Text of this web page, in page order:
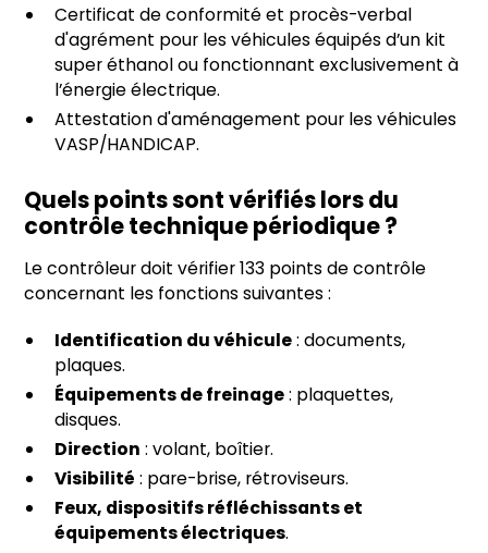
Certificat de conformité et procès-verbal
d'agrément pour les véhicules équipés d’un kit
super éthanol ou fonctionnant exclusivement à
l’énergie électrique.
Attestation d'aménagement pour les véhicules
VASP/HANDICAP.
Quels points sont vérifiés lors du
contrôle technique périodique ?
Le contrôleur doit vérifier 133 points de contrôle
concernant les fonctions suivantes :
Identification du véhicule: documents,
plaques.
Équipements de freinage: plaquettes,
disques.
Direction : volant, boîtier.
Visibilité : pare-brise, rétroviseurs.
Feux, dispositifs réfléchissants et
équipements électriques.